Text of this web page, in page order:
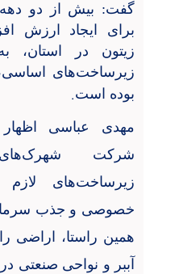
گفت: بیش از دو
برای ایجاد ارزش
زیتون در استان،
زیرساخت‌های
بوده است.
مهدی عباسی
شرکت
زیرساخت‌های
خصوصی و جذب
همین راستا، اراضی
آببر و نواحی صنعتی